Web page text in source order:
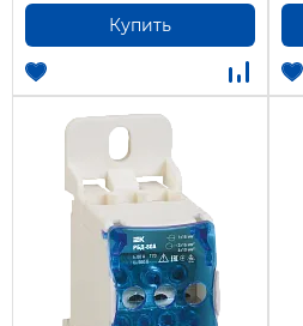
Купить